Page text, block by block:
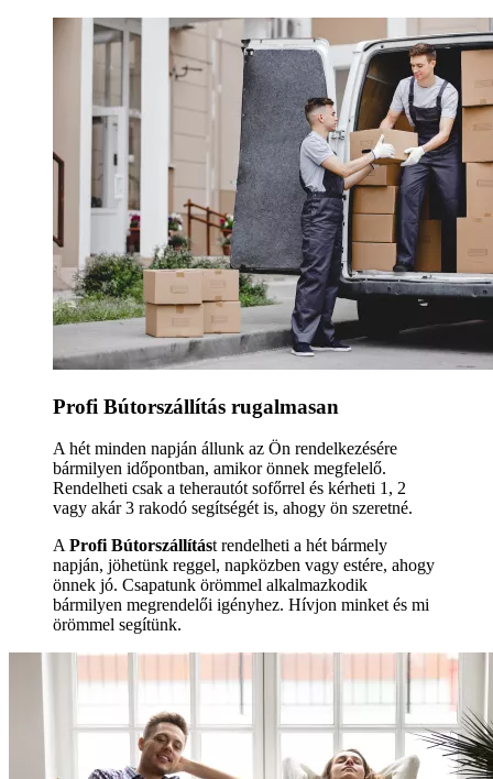
Profi Bútorszállítás rugalmasan
A hét minden napján állunk az Ön rendelkezésére
bármilyen időpontban, amikor önnek megfelelő.
Rendelheti csak a teherautót sofőrrel és kérheti 1, 2
vagy akár 3 rakodó segítségét is, ahogy ön szeretné.
A Profi Bútorszállítást rendelheti a hét bármely
napján, jöhetünk reggel, napközben vagy estére, ahogy
önnek jó. Csapatunk örömmel alkalmazkodik
bármilyen megrendelői igényhez. Hívjon minket és mi
örömmel segítünk.